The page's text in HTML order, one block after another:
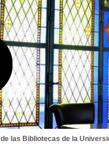
las Bibliotecas de la